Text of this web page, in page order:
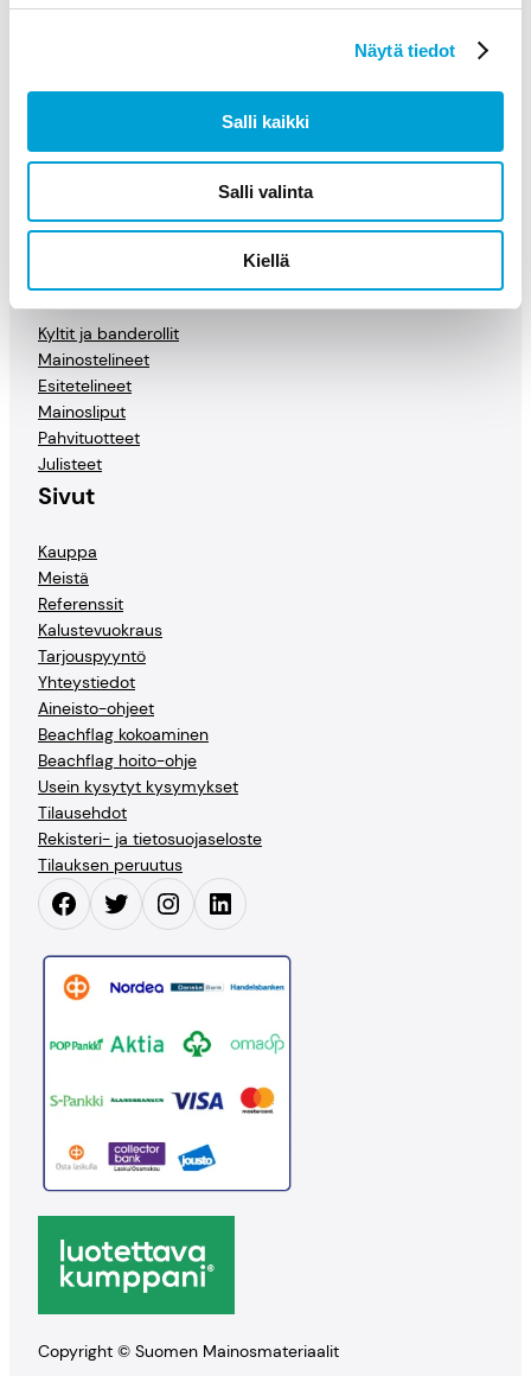
Näytä tiedot
Salli kaikki
Salli valinta
Kiellä
Meiltä löydät laadukkaat myymälä, messu, -sekä
tapahtuma tuotteet myynnin edistämiseen kilpailukykyisin
suunnittelusta, sekä toteutuksista. Tervetuloa tutustumaan.
Tee nopea ja helppo tilaus verkkokaupasta, toimitamme
suoraan ovellesi.
Kyltit ja banderollit
Mainostelineet
Esitetelineet
Mainosliput
Pahvituotteet
Julisteet
Sivut
Kauppa
Meistä
Referenssit
Kalustevuokraus
Tarjouspyyntö
Yhteystiedot
Aineisto-ohjeet
Beachflag kokoaminen
Beachflag hoito-ohje
Usein kysytyt kysymykset
Tilausehdot
Rekisteri- ja tietosuojaseloste
Tilauksen peruutus
Facebook Twitter Instagram LinkedIn
Copyright © Suomen Mainosmateriaalit